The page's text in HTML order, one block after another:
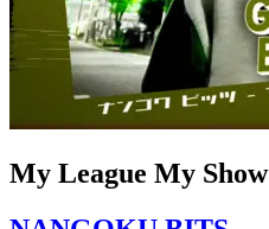
My League My Show